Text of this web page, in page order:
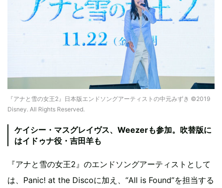
『アナと雪の女王2』日本版エンドソングアーティストの中元みずき ©2019
Disney. All Rights Reserved.
ケイシー・マスグレイヴス、Weezerも参加。吹替版に
はイドゥナ役・吉田羊も
『アナと雪の女王2』のエンドソングアーティストとして
は、Panic! at the Discoに加え、“All is Found”を担当する